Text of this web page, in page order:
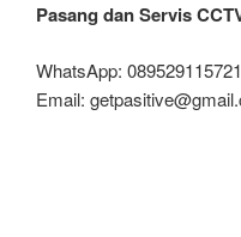
Pasang dan Servis
WhatsApp:
Email: